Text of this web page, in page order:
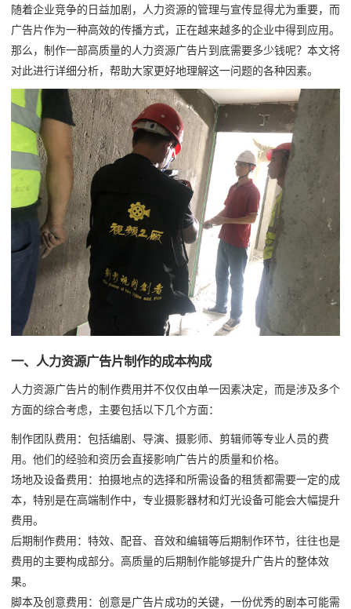
随着企业竞争的日益加剧，人力资源的管理与宣传显得尤为重要，而
广告片作为一种高效的传播方式，正在越来越多的企业中得到应用。
那么，制作一部高质量的人力资源广告片到底需要多少钱呢？本文将
对此进行详细分析，帮助大家更好地理解这一问题的各种因素。
一、人力资源广告片制作的成本构成
人力资源广告片的制作费用并不仅仅由单一因素决定，而是涉及多个
方面的综合考虑，主要包括以下几个方面：
制作团队费用：包括编剧、导演、摄影师、剪辑师等专业人员的费
用。他们的经验和资历会直接影响广告片的质量和价格。
场地及设备费用：拍摄地点的选择和所需设备的租赁都需要一定的成
本，特别是在高端制作中，专业摄影器材和灯光设备可能会大幅提升
费用。
后期制作费用：特效、配音、音效和编辑等后期制作环节，往往也是
费用的主要构成部分。高质量的后期制作能够提升广告片的整体效
果。
脚本及创意费用：创意是广告片成功的关键，一份优秀的剧本可能需